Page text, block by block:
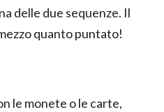
delle due sequenze. Il
quanto puntato!
le monete o le carte,